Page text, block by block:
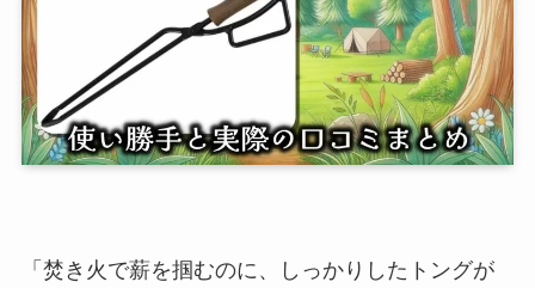
「焚き火で薪を掴むのに、しっかりしたトングが